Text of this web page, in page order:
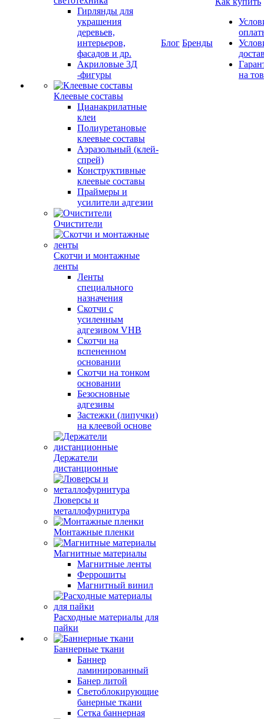
Гирлянды для
украшения
деревьев,
интерьеров,
фасадов и др.
Акриловые 3Д
-фигуры
Клеевые составы
Цианакрилатные
клеи
Полиуретановые
клеевые составы
Аэразольный (клей-
спрей)
Конструктивные
клеевые составы
Праймеры и
усилители адгезии
Очистители
Скотчи и монтажные
ленты
Ленты
специального
назначения
Скотчи с
усиленным
адгезивом VHB
Скотчи на
вспененном
основании
Скотчи на тонком
основании
Безосновные
адгезивы
Застежки (липучки)
на клеевой основе
Держатели
дистанционные
Люверсы и
металлофурнитура
Монтажные пленки
Магнитные материалы
Магнитные ленты
Феррошиты
Магнитный винил
Расходные материалы для
пайки
Баннерные ткани
Баннер
ламинированный
Банер литой
Светоблокирующие
банерные ткани
Сетка баннерная
Блог Бренды
на